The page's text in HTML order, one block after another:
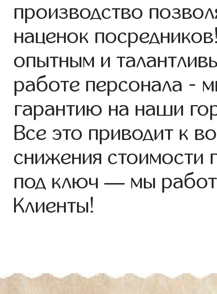
производство
наценок
опытным и
работе персонала -
гарантию на наши
Все это приводит к
снижения стоимости
под ключ — мы
Клиенты!